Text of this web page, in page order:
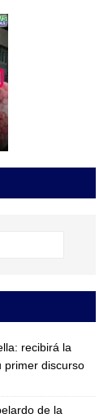
recibirá la
primer discurso
de la